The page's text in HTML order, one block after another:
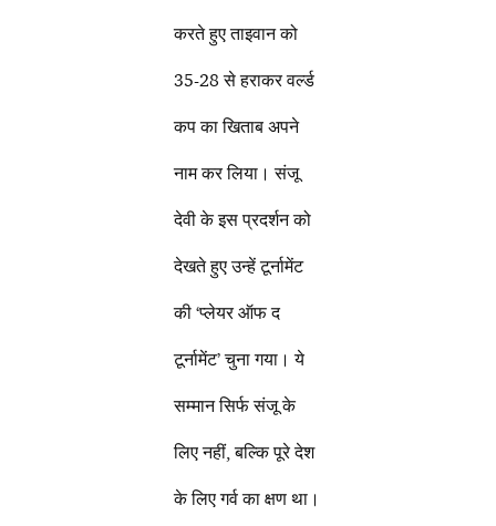
करते हुए ताइवान को
35-28 से हराकर वर्ल्ड
कप का खिताब अपने
नाम कर लिया। संजू
देवी के इस प्रदर्शन को
देखते हुए उन्हें टूर्नामेंट
की ‘प्लेयर ऑफ द
टूर्नामेंट’ चुना गया। ये
सम्मान सिर्फ संजू के
लिए नहीं, बल्कि पूरे देश
के लिए गर्व का क्षण था।